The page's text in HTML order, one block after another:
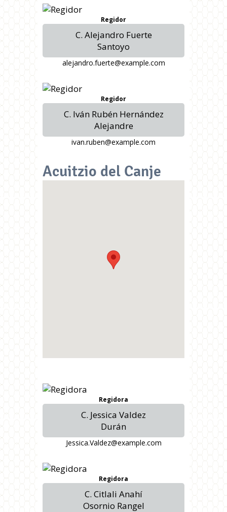
Regidor
C. Alejandro Fuerte
Santoyo
alejandro.fuerte@example.com
Regidor
C. Iván Rubén Hernández
Alejandre
ivan.ruben@example.com
Acuitzio del Canje
Regidora
C. Jessica Valdez
Durán
Jessica.Valdez@example.com
Regidora
C. Citlali Anahí
Osornio Rangel